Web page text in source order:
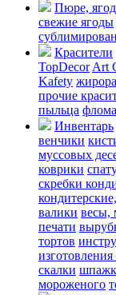
Пюре,
свежие ягоды
Красители
TopDecor Art
Kafety
прочие
пыльца
Инвентарь
венчики
муссовых
коврики
скребки
валики весы,
печати
тортов
изготовления
скалки
мороженого